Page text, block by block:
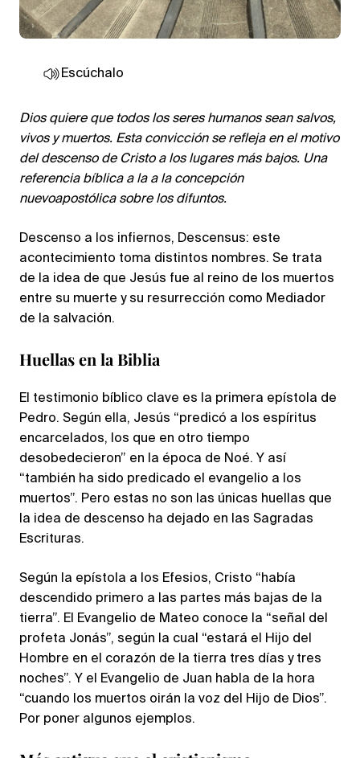
Escúchalo
Dios quiere que todos los seres humanos sean salvos,
vivos y muertos. Esta convicción se refleja en el motivo
del descenso de Cristo a los lugares más bajos. Una
referencia bíblica a la a la concepción
nuevoapostólica sobre los difuntos.
Descenso a los infiernos, Descensus: este
acontecimiento toma distintos nombres. Se trata
de la idea de que Jesús fue al reino de los muertos
entre su muerte y su resurrección como Mediador
de la salvación.
Huellas en la Biblia
El testimonio bíblico clave es la primera epístola de
Pedro. Según ella, Jesús “predicó a los espíritus
encarcelados, los que en otro tiempo
desobedecieron” en la época de Noé. Y así
“también ha sido predicado el evangelio a los
muertos”. Pero estas no son las únicas huellas que
la idea de descenso ha dejado en las Sagradas
Escrituras.
Según la epístola a los Efesios, Cristo “había
descendido primero a las partes más bajas de la
tierra”. El Evangelio de Mateo conoce la “señal del
profeta Jonás”, según la cual “estará el Hijo del
Hombre en el corazón de la tierra tres días y tres
noches”. Y el Evangelio de Juan habla de la hora
“cuando los muertos oirán la voz del Hijo de Dios”.
Por poner algunos ejemplos.